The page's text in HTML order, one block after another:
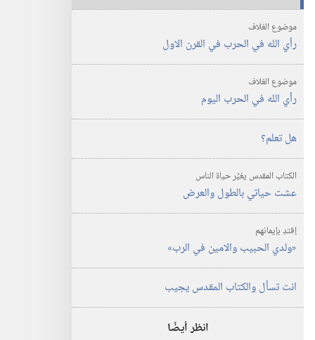
موضوع الغلاف
رأي الله في الحرب في القرن الاول
موضوع الغلاف
رأي الله في الحرب اليوم
هل تعلم؟‏
الكتاب المقدس يغيِّر حياة الناس
عشت حياتي بالطول والعرض
إقتدِ بإيمانهم
‏«ولدي الحبيب والامين في الرب»‏
انت تسأل والكتاب المقدس يجيب
انظر أيضًا